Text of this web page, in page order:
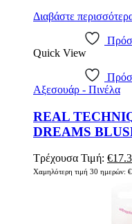
Διαβάστε
Quick View
Αξεσουάρ - Πινέλα
REAL
DREAMS
Τρέχουσα Τιμή:
price
€
Χαμηλότερη τιμή 30 ημερών: €